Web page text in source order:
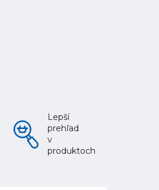
Lepší
prehľad
v
produktoch